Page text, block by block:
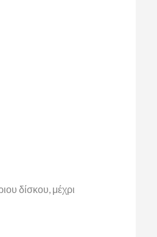
δίσκου, μέχρι